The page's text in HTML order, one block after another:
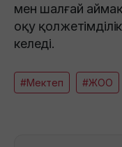
мен шалғай
оқу
келеді.
#Мектеп #ЖОО